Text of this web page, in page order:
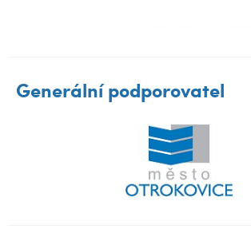
Generální podporovatel